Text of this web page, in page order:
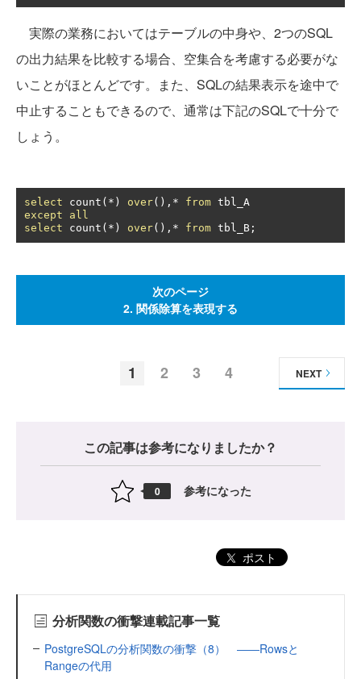
実際の業務においてはテーブルの中身や、2つのSQL
の出力結果を比較する場合、空集合を考慮する必要がな
いことがほとんどです。また、SQLの結果表示を途中で
中止することもできるので、通常は下記のSQLで十分で
しょう。
select count (*) over(),* from
except
all
select count (*) over(),* from tbl_B ;
次のページ
2. 関係除算を表現する
1 2 3 4 NEXT
この記事は参考になりましたか？
0 参考になった
ポスト
分析関数の衝撃連載記事一覧
PostgreSQLの分析関数の衝撃（8） ――Rowsと
Rangeの代用